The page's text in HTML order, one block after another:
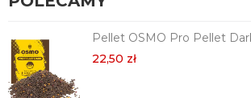
Pellet OSMO Pro Pellet
22,50 zł